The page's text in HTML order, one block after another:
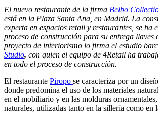
El nuevo restaurante de la firma Belbo
está en la Plaza Santa Ana, en Madrid. La
experta en espacios retail y restaurantes, se ha
proceso de construcción para su entrega llaves
proyecto de interiorismo lo firma el estudio
Studio, con quien el equipo de 4Retail ha
en todo el proceso de construcción.
El restaurante Piropo se caracteriza por un
donde predomina el uso de los materiales
en el mobiliario y en las molduras
naturales, utilizadas tanto en la sillería como en